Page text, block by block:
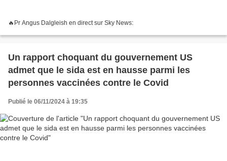
🔥Pr Angus Dalgleish en direct sur Sky News:
Un rapport choquant du gouvernement US
admet que le sida est en hausse parmi les
personnes vaccinées contre le Covid
Publié le 06/11/2024 à 19:35